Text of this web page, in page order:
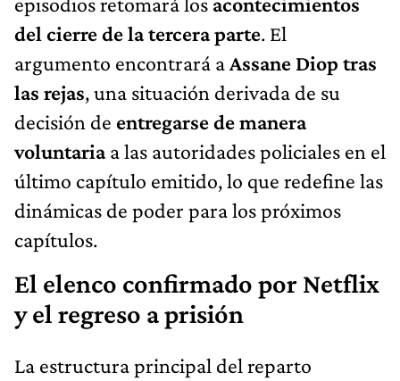
del cierre de la tercera parte. El
argumento encontrará aAssane Diop tras
las rejas, una situación derivada de su
decisión de entregarse de manera
voluntariaa las autoridades policiales en el
último capítulo emitido, lo que redefine las
dinámicas de poder para los próximos
capítulos.
El elenco confirmado por Netflix
y el regreso a prisión
La estructura principal del reparto